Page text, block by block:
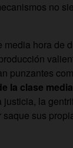
no
hora de
punzantes
la clase
justicia, la
sus